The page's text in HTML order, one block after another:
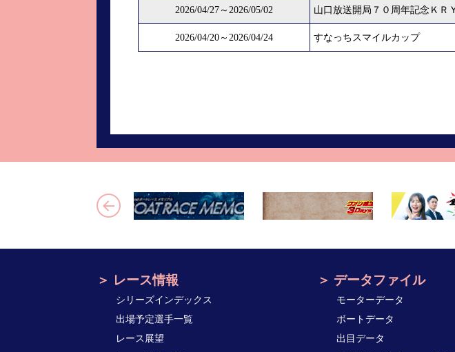
2026/04/27～2026/05/02 山口放送開局７０周年記念ＫＲ
2026/04/20～2026/04/24 すなっちスマイルカップ
レース情報
シリーズインデックス
出場予定選手一覧
レース展望
データファイル
モーターデータ
ボートデータ
出目データ